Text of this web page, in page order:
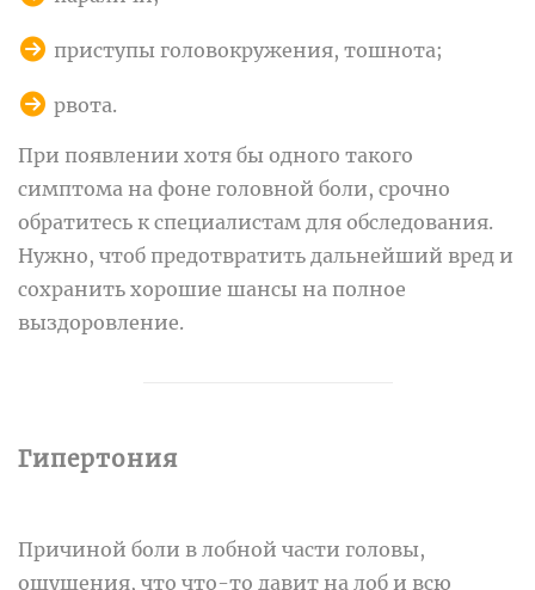
приступы головокружения, тошнота;
рвота.
При появлении хотя бы одного такого
симптома на фоне головной боли, срочно
обратитесь к специалистам для обследования.
Нужно, чтоб предотвратить дальнейший вред и
сохранить хорошие шансы на полное
выздоровление.
Гипертония
Причиной боли в лобной части головы,
ощущения, что что-то давит на лоб и всю